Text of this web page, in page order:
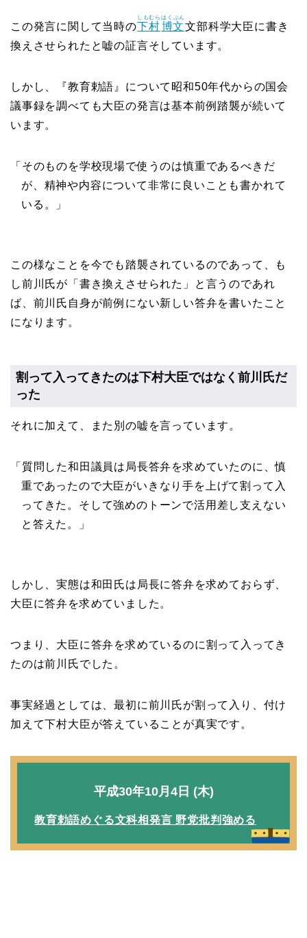
この発言に関して当時の下村
しもむら
博文
はくぶん
文部科学大臣に書き
換えさせられたと嘘の証言そしています。
しかし、『教育勅語』について昭和50年代からの国会
議事録を調べても大臣の発言は基本前例踏襲が続いて
います。
「そのものを学校現場で使うのは慎重であるべきだ
が、精神や内容について非常に良いことも書かれて
いる。」
この様なことを今でも踏襲されているのであって、も
し前川氏が「書き換えさせられた」と言うのであれ
ば、前川氏自身が前例にない新しい答弁を書いたこと
になります。
割って入ってきたのは下村大臣ではなく前川氏だ
った
それに加えて、また別の嘘を言っています。
「質問した和田議員は局長答弁を求めていたのに、慎
重であったので大臣がいきなり手を上げて割って入
ってきた。そして強めのトーンで活用差し支えない
と答えた。」
しかし、実態は和田氏は局長に答弁を求めておらず、
大臣に答弁を求めていました。
つまり、大臣に答弁を求めているのに割って入ってき
たのは前川氏でした。
事実経過としては、最初に前川氏が割って入り、付け
加えて下村大臣が答えていることが真実です。
平成30年10月4日 (木)
教育勅語めぐる文科相発言 野党批判強める